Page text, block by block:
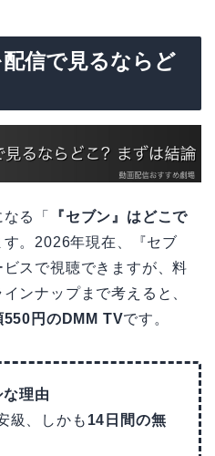
信で見るならど
る「
『セブン』はどこで
す。2026年現在、『セブ
スで視聴できますが、料
ンナップまで考えると、
550円のDMM TVです。
理由
級、しかも 14日間の無